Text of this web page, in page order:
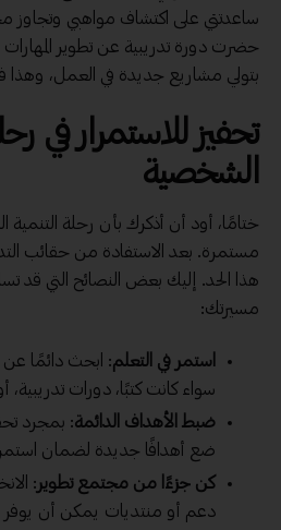
ساعدتني على اكتشاف مواهبي وتجاوز
حضرت دورة تدريبية عن تطوير المهارات
بتولي مشاريع جديدة في العمل، وهذا
تحفيز للاستمرار في
الشخصية
ختامًا، أود أن أذكرك بأن رحلة
مستمرة. بعد الاستفادة من حقائب
هذا الحد. إليك بعض النصائح التي قد
مسيرتك:
استمر في التعلم: ابحث دائمًا
سواء كانت كتبًا، دورات
ضبط الأهداف الدائمة: بمجرد
ضع أهدافًا جديدة لضمان
كن جزءًا من مجتمع تطوير :
دعم أو منتديات يمكن أن يوفر